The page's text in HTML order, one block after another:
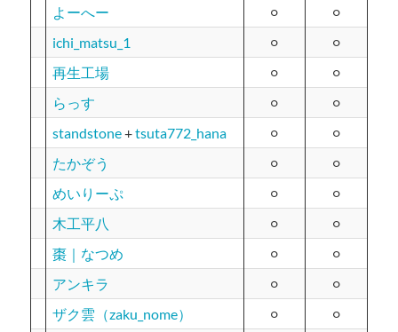
よーへー ⚪︎
⚪︎
ichi_matsu_1
⚪︎
⚪︎
再生工場
⚪︎
⚪︎
らっす
⚪︎
⚪︎
standstone+tsuta772_hana ⚪︎
⚪︎
たかぞう
⚪︎
⚪︎
めいりーぷ
⚪︎
⚪︎
木工平八
⚪︎
⚪︎
棗｜なつめ
⚪︎
⚪︎
アンキラ
⚪︎
⚪︎
ザク雲（zaku_nome）
⚪︎
⚪︎